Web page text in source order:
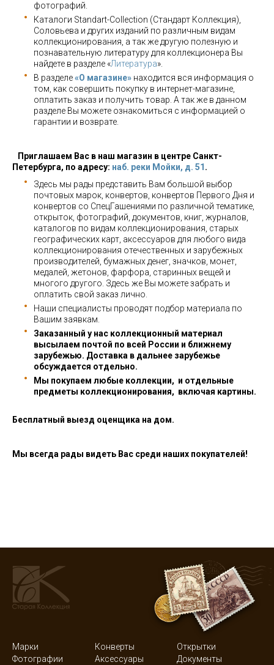
фотографий.
Каталоги Standart-Collection (Стандарт Коллекция),
Соловьева и других изданий по различным видам
коллекционирования, а так же другую полезную и
познавательную литературу для коллекционера Вы
найдете в разделе «Литература».
В разделе«О магазине» находится вся информация о
том, как совершить покупку в интернет-магазине,
оплатить заказ и получить товар. А так же в данном
разделе Вы можете ознакомиться с информацией о
гарантии и возврате.
Приглашаем Вас в наш магазин в центре Санкт-
Петербурга, по адресу: наб. реки Мойки, д. 51 .
Здесь мы рады представить Вам большой выбор
почтовых марок, конвертов, конвертов Первого Дня и
конвертов со СпецГашениями по различной тематике,
открыток, фотографий, документов, книг, журналов,
каталогов по видам коллекционирования, старых
географических карт, аксессуаров для любого вида
коллекционирования отечественных и зарубежных
производителей, бумажных денег, значков, монет,
медалей, жетонов, фарфора, старинных вещей и
многого другого. Здесь же Вы можете забрать и
оплатить свой заказ лично.
Наши специалисты проводят подбор материала по
Вашим заявкам.
Заказанный у нас коллекционный материал
высылаем почтой по всей России и ближнему
зарубежью. Доставка в дальнее зарубежье
обсуждается отдельно.
Мы покупаем любые коллекции, и отдельные
предметы коллекционирования, включая картины.
Бесплатный выезд оценщика на дом.
Мы всегда рады видеть Вас среди наших покупателей!
Марки Конверты
Открытки
Фотографии
Аксессуары Документы